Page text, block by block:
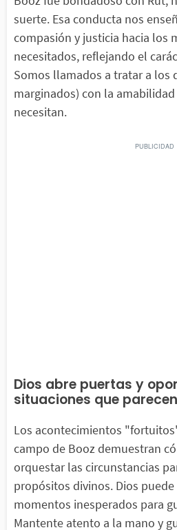
suerte. Esa conducta nos
compasión y justicia hacia los
necesitados, reflejando el
Somos llamados a tratar a los
marginados) con la
necesitan.
Dios abre puertas y
situaciones que
Los acontecimientos
campo de Booz demuestran
orquestar las circunstancias
propósitos divinos. Dios
momentos inesperados para
Mantente atento a la mano y